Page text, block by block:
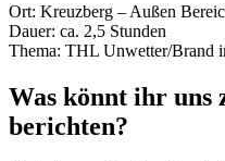
Ort: Kreuzberg – Außen
Dauer: ca. 2,5 Stunden
Thema: THL Unwetter/Brand
Was könnt ihr
berichten?